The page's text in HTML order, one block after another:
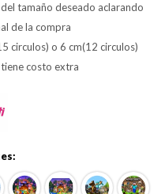
tamaño deseado aclarando
de la compra
circulos) o 6 cm(12 circulos)
costo extra